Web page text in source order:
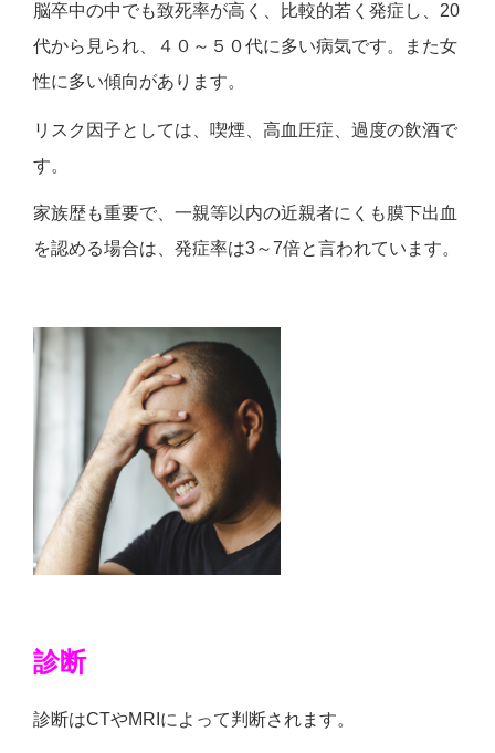
脳卒中の中でも致死率が高く、比較的若く発症し、20
代から見られ、４０～５０代に多い病気です。また女
性に多い傾向があります。
リスク因子としては、喫煙、高血圧症、過度の飲酒で
す。
家族歴も重要で、一親等以内の近親者にくも膜下出血
を認める場合は、発症率は3～7倍と言われています。
診断
診断はCTやMRIによって判断されます。